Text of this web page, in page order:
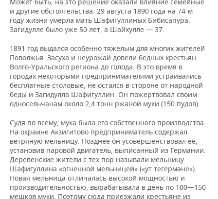
и другие обстоятельства. 29 августа 1890 года на 74-м
году жизни умерла мать Шафигуллиных Бибисапура.
Загидулле было уже 50 лет, а Шайхулле — 37.
1891 год выдался особенно тяжелым для многих жителей
Поволжья. Засуха и неурожай довели бедных крестьян
Волго-Уральского региона до голода. В это время в
городах некоторыми предпринимателями устраивались
бесплатные столовые, не остался в стороне от народной
беды и Загидулла Шафигуллин. Он пожертвовал своим
односельчанам около 2,4 тонн ржаной муки (150 пудов).
Судя по всему, мука была его собственного производства.
На окраине Акзигитово предприниматель содержал
ветряную мельницу. Позднее он усовершенствовал ее,
установив паровой двигатель, выписанный из Германии.
Деревенские жители с тех пор называли мельницу
Шафигуллина «огненной мельницей» («ут тегермәне»).
Новая мельница отличалась высокой мощностью и
производительностью, вырабатывала в день по 100—150
мешков муки. Поэтому сюда приезжали крестьяне из